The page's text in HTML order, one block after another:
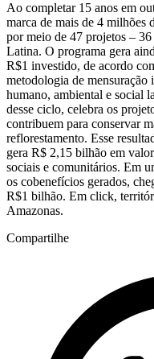
Ao completar 15 anos em
marca de mais de 4 milhões
por meio de 47 projetos –
Latina. O programa gera
R$1 investido, de acordo
metodologia de mensuração
humano, ambiental e social
desse ciclo, celebra os
contribuem para conservar
reflorestamento. Esse
gera R$ 2,15 bilhão em
sociais e comunitários. Em
os cobenefícios gerados,
R$1 bilhão. Em click,
Amazonas.
Compartilhe